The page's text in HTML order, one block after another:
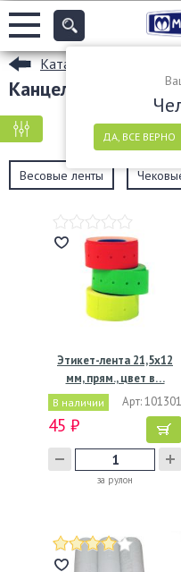
ДА, ВСЕ ВЕРНО
Каталог
Канцелярия в
Весовые ленты
Этикет-лента 21,5х12
мм, прям., цвет в…
В наличии Арт: 101301
45 ₽
за рулон